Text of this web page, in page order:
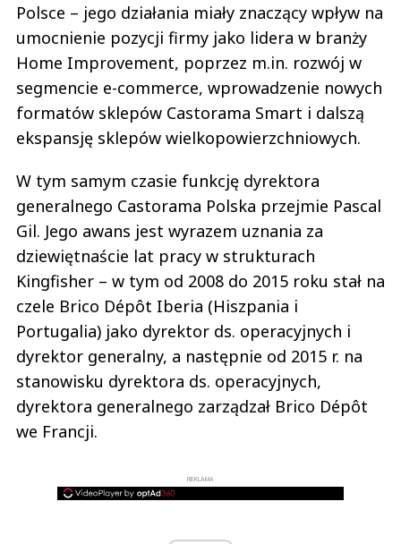
Polsce – jego działania miały znaczący wpływ na
umocnienie pozycji firmy jako lidera w branży
Home Improvement, poprzez m.in. rozwój w
segmencie e-commerce, wprowadzenie nowych
formatów sklepów Castorama Smart i dalszą
ekspansję sklepów wielkopowierzchniowych.
W tym samym czasie funkcję dyrektora
generalnego Castorama Polska przejmie Pascal
Gil. Jego awans jest wyrazem uznania za
dziewiętnaście lat pracy w strukturach
Kingfisher – w tym od 2008 do 2015 roku stał na
czele Brico Dépôt Iberia (Hiszpania i
Portugalia) jako dyrektor ds. operacyjnych i
dyrektor generalny, a następnie od 2015 r. na
stanowisku dyrektora ds. operacyjnych,
dyrektora generalnego zarządzał Brico Dépôt
we Francji.
REKLAMA